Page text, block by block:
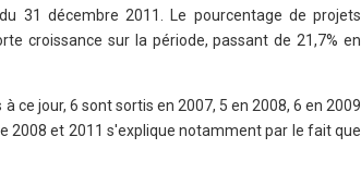
31 décembre 2011. Le pourcentage de projets
croissance sur la période, passant de 21,7% en
ce jour, 6 sont sortis en 2007, 5 en 2008, 6 en 2009
2008 et 2011 s'explique notamment par le fait que